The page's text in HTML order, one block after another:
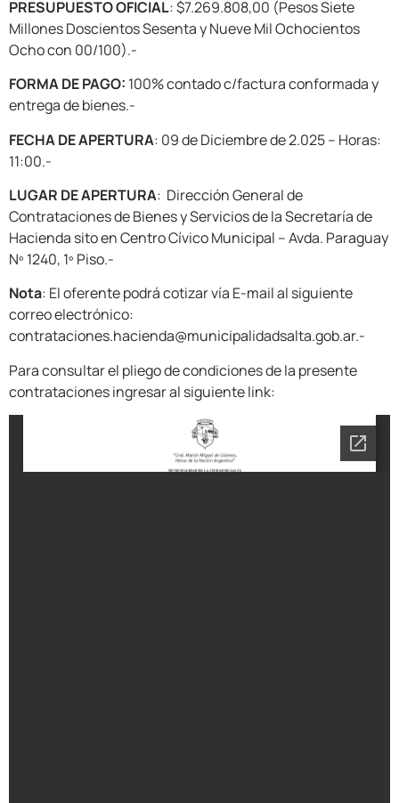
PRESUPUESTO OFICIAL: $7.269.808,00 (Pesos Siete
Millones Doscientos Sesenta y Nueve Mil Ochocientos
Ocho con 00/100).-
FORMA DE PAGO: 100% contado c/factura conformada y
entrega de bienes.-
FECHA DE APERTURA: 09 de Diciembre de 2.025 – Horas:
11:00.-
LUGAR DE APERTURA: Dirección General de
Contrataciones de Bienes y Servicios de la Secretaría de
Hacienda sito en Centro Cívico Municipal – Avda. Paraguay
Nº 1240, 1º Piso.-
Nota: El oferente podrá cotizar vía E-mail al siguiente
correo electrónico:
contrataciones.hacienda@municipalidadsalta.gob.ar.-
Para consultar el pliego de condiciones de la presente
contrataciones ingresar al siguiente link: